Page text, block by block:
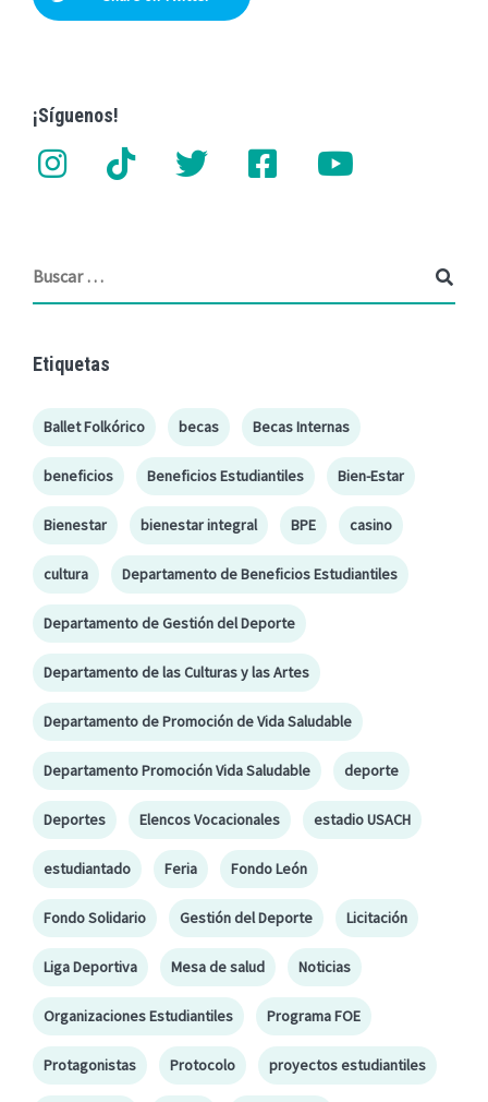
¡Síguenos!
Etiquetas
Ballet Folkórico becas Becas Internas
beneficios Beneficios Estudiantiles Bien-Estar
Bienestar bienestar integral BPE casino
cultura Departamento de Beneficios Estudiantiles
Departamento de Gestión del Deporte
Departamento de las Culturas y las Artes
Departamento de Promoción de Vida Saludable
Departamento Promoción Vida Saludable deporte
Deportes Elencos Vocacionales estadio USACH
estudiantado Feria Fondo León
Fondo Solidario Gestión del Deporte Licitación
Liga Deportiva Mesa de salud Noticias
Organizaciones Estudiantiles Programa FOE
Protagonistas Protocolo proyectos estudiantiles